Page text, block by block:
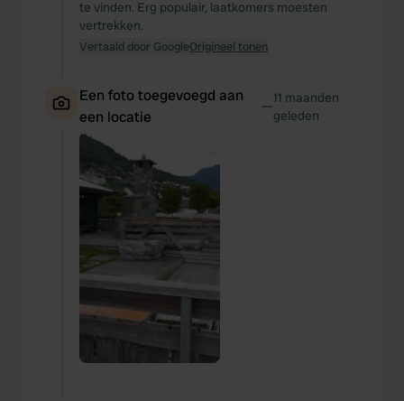
te vinden. Erg populair, laatkomers moesten
vertrekken.
Vertaald door GoogleOrigineel tonen
Een foto toegevoegd aan
een locatie
—11 maanden
geleden